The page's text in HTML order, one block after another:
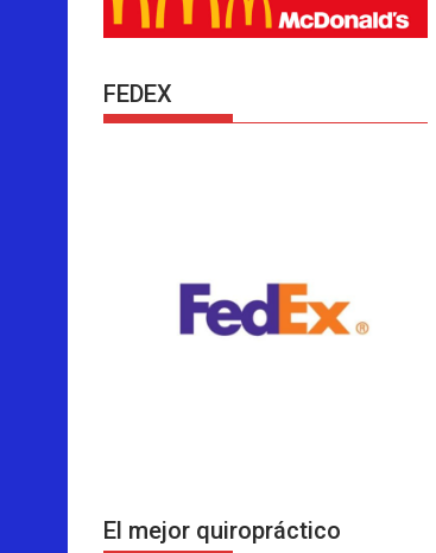
FEDEX
El mejor quiropráctico